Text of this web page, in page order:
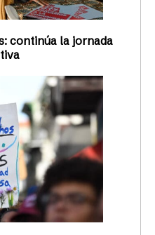
continúa la jornada